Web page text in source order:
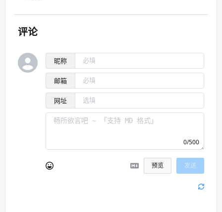
评论
昵称
邮箱
网址
0/500
预览 发送